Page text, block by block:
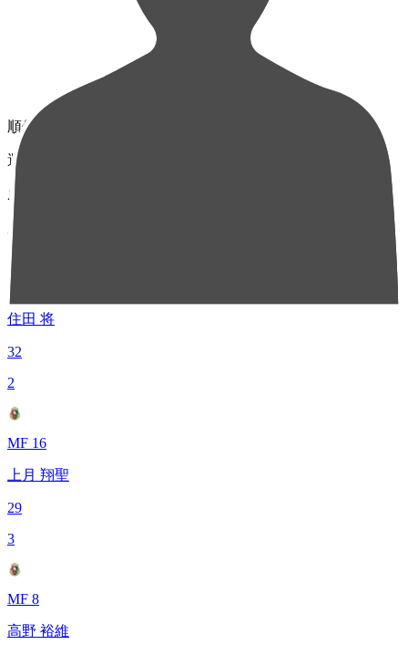
順位
選手名
成績
1
MF 14
住田 将
32
2
MF 16
上月 翔聖
29
3
MF 8
高野 裕維